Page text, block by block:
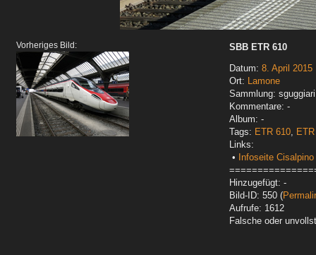
Vorheriges Bild:
SBB ETR 610
Datum: 8. April 2015
Ort: Lamone
Sammlung:
Kommentare: -
Album: -
Tags: ETR 610,
Links:
•
Infoseite
Hinzugefügt: -
Bild-ID: 550 (
Aufrufe: 1612
Falsche oder